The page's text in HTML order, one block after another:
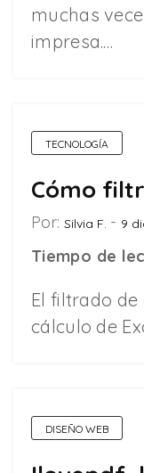
muchas
impresa.…
TECNOLOGÍA
Cómo
Por: Silvia F. 9
Tiempo de
El filtrado
cálculo de
DISEÑO WEB